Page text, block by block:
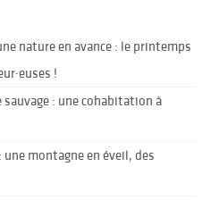
nature en avance : le printemps
!
: une cohabitation à
montagne en éveil, des